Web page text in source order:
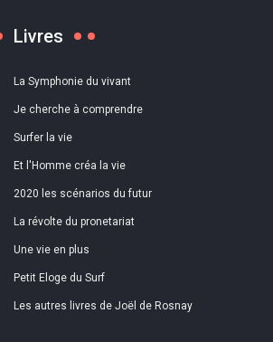
Livres
La Symphonie du vivant
Je cherche à comprendre
Surfer la vie
Et l'Homme créa la vie
2020 les scénarios du futur
La révolte du pronetariat
Une vie en plus
Petit Eloge du Surf
Les autres livres de Joël de Rosnay